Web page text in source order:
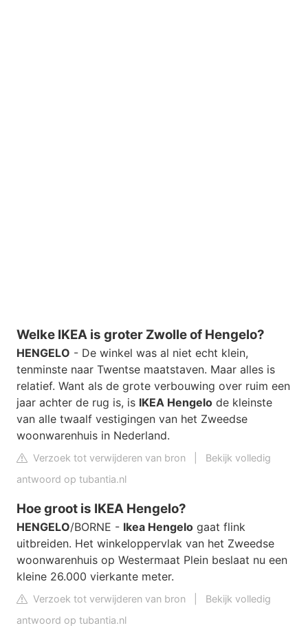
Welke IKEA is groter Zwolle of Hengelo?
HENGELO - De winkel was al niet echt klein,
tenminste naar Twentse maatstaven. Maar alles is
relatief. Want als de grote verbouwing over ruim een
jaar achter de rug is, is IKEA Hengelo de kleinste
van alle twaalf vestigingen van het Zweedse
woonwarenhuis in Nederland.
Verzoek tot verwijderen van bron
Bekijk volledig
antwoord op tubantia.nl
Hoe groot is IKEA Hengelo?
HENGELO/BORNE - Ikea Hengelo gaat flink
uitbreiden. Het winkeloppervlak van het Zweedse
woonwarenhuis op Westermaat Plein beslaat nu een
kleine 26.000 vierkante meter.
Verzoek tot verwijderen van bron
Bekijk volledig
antwoord op tubantia.nl